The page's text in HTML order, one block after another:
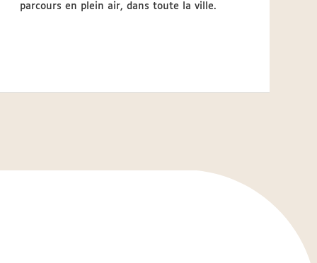
parcours en plein air, dans toute la ville.